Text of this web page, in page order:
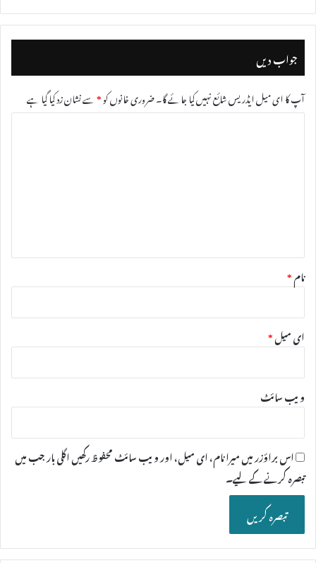
جواب دیں
آپ کا ای میل ایڈریس شائع نہیں کیا جائے گا۔ضروری خانوں کو*سے نشان زد کیا گیا ہے
نام*
ای میل*
ویب‌ سائٹ
اس براؤزر میں میرا نام، ای میل، اور ویب سائٹ محفوظ رکھیں اگلی بار جب میں
تبصرہ کرنے کےلیے۔